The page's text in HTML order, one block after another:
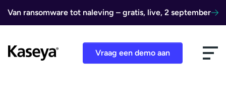
Van ransomware tot naleving – gratis, live, 2 september
Vraag een demo aan